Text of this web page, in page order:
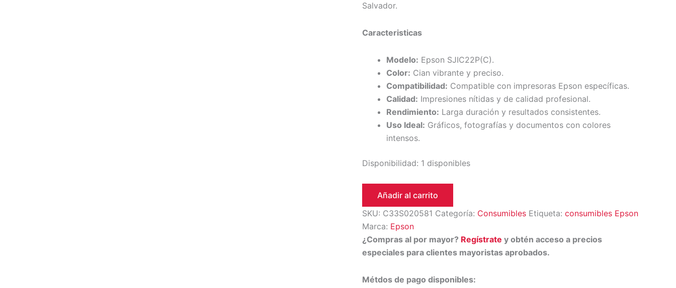
Salvador.
Caracteristicas
Modelo: Epson SJIC22P(C).
Color: Cian vibrante y preciso.
Compatibilidad: Compatible con impresoras Epson específicas.
Calidad: Impresiones nítidas y de calidad profesional.
Rendimiento: Larga duración y resultados consistentes.
Uso Ideal: Gráficos, fotografías y documentos con colores
intensos.
Disponibilidad: 1 disponibles
Añadir al carrito
SKU: C33S020581 Categoría: Consumibles Etiqueta: consumibles Epson
Marca: Epson
¿Compras al por mayor? Regístrate y obtén acceso a precios
especiales para clientes mayoristas aprobados.
Métdos de pago disponibles: